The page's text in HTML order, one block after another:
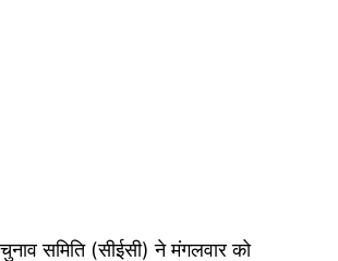
समिति (सीईसी) ने मंगलवार को